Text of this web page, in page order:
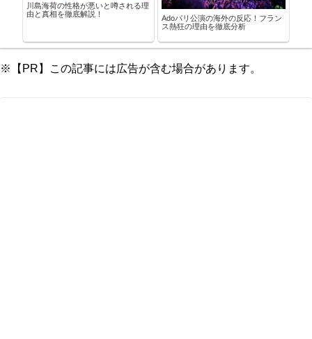
川島海荷の性格が悪いと噂される理
由と真相を徹底解説！
Adoパリ公演の海外の反応！フラン
ス熱狂の理由を徹底分析
※【PR】この記事には広告が含む場合があります。